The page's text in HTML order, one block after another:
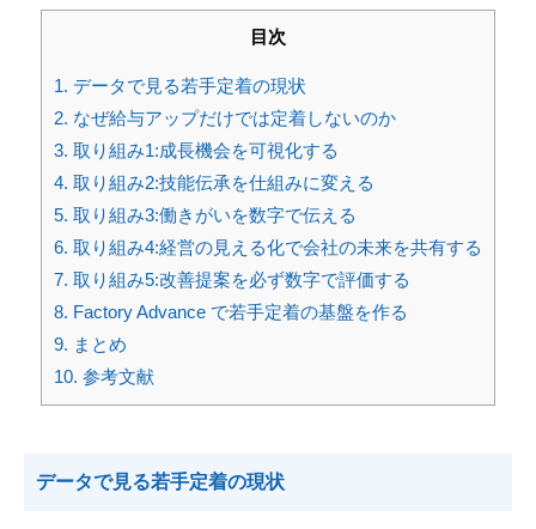
目次
1. データで見る若手定着の現状
2. なぜ給与アップだけでは定着しないのか
3. 取り組み1:成長機会を可視化する
4. 取り組み2:技能伝承を仕組みに変える
5. 取り組み3:働きがいを数字で伝える
6. 取り組み4:経営の見える化で会社の未来を共有する
7. 取り組み5:改善提案を必ず数字で評価する
8. Factory Advance で若手定着の基盤を作る
9. まとめ
10. 参考文献
データで見る若手定着の現状